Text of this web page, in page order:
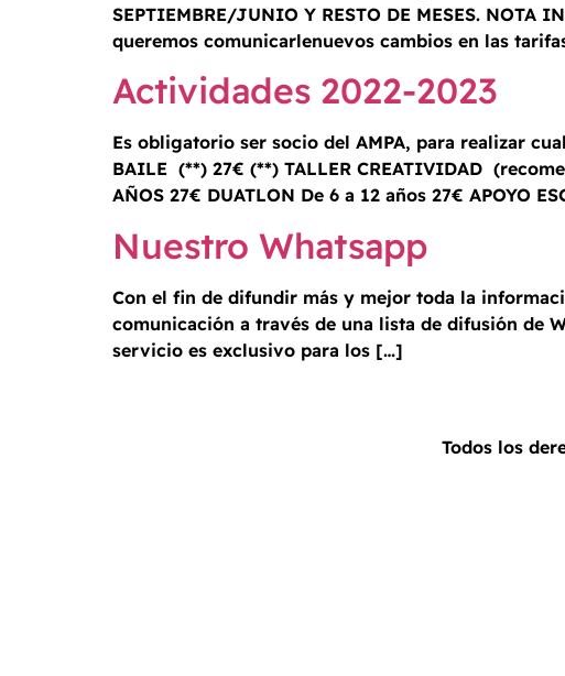
SEPTIEMBRE/JUNIO Y RESTO DE MESES. NOTA
queremos comunicarlenuevos cambios en las
Actividades 2022-2023
Es obligatorio ser socio del AMPA, para realizar
BAILE (**) 27€ (**) TALLER CREATIVIDAD
AÑOS 27€ DUATLON De 6 a 12 años 27€ APOYO
Nuestro Whatsapp
Con el fin de difundir más y mejor toda la
comunicación a través de una lista de difusión de
servicio es exclusivo para los […]
Todos los